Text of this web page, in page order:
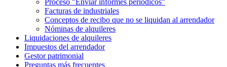
Proceso "Enviar informes periódicos"
Facturas de industriales
Conceptos de recibo que no se liquidan al arrendador
Nóminas de alquileres
Liquidaciones de alquileres
Impuestos del arrendador
Gestor patrimonial
Preguntas más frecuentes